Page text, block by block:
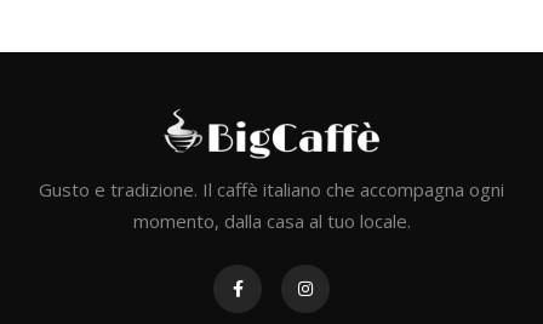
Gusto e tradizione. Il caffè italiano che accompagna ogni
momento, dalla casa al tuo locale.